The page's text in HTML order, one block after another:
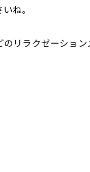
ね。
リラクゼーショ